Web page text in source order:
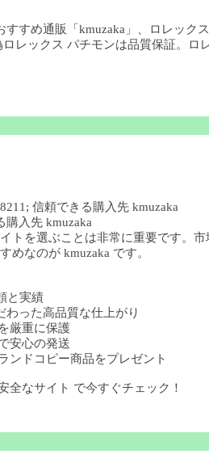
すめ通販「kmuzaka」、ロレッ
レックス パチモンは品質保証。ロ
信頼できる購入先 kmuzaka
購入先 kmuzaka
トを選ぶことは非常に重要です。
めなのが kmuzaka です。
と実績
った高品質な仕上がり
厳重に保護
安心の発送
ンドコピー商品をプレゼント
全なサイト で今すぐチェック！